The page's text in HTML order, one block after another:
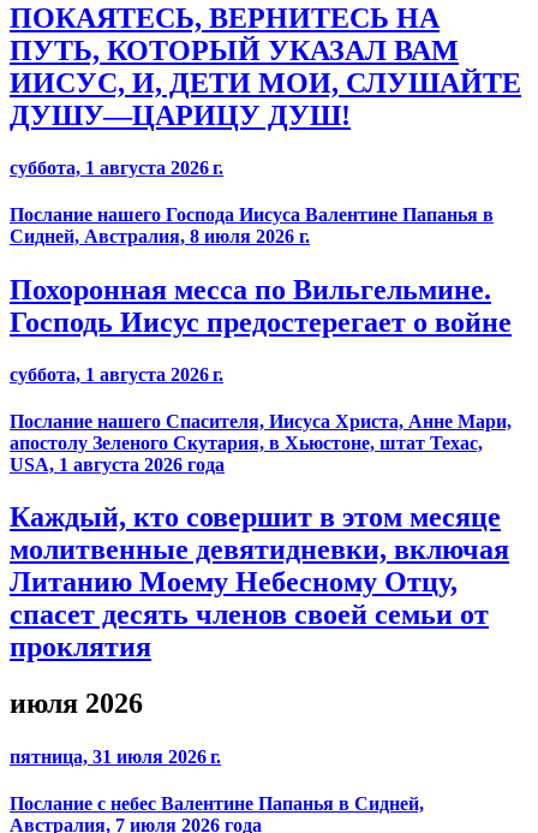
ПОКАЯТЕСЬ, ВЕРНИТЕСЬ НА
ПУТЬ, КОТОРЫЙ УКАЗАЛ ВАМ
ИИСУС, И, ДЕТИ МОИ, СЛУШАЙТЕ
ДУШУ—ЦАРИЦУ ДУШ!
суббота, 1 августа 2026 г.
Послание нашего Господа Иисуса Валентине Папанья в
Сидней, Австралия, 8 июля 2026 г.
Похоронная месса по Вильгельмине.
Господь Иисус предостерегает о войне
суббота, 1 августа 2026 г.
Послание нашего Спасителя, Иисуса Христа, Анне Мари,
апостолу Зеленого Скутария, в Хьюстоне, штат Техас,
USA, 1 августа 2026 года
Каждый, кто совершит в этом месяце
молитвенные девятидневки, включая
Литанию Моему Небесному Отцу,
спасет десять членов своей семьи от
проклятия
июля 2026
пятница, 31 июля 2026 г.
Послание с небес Валентине Папанья в Сидней,
Австралия, 7 июля 2026 года